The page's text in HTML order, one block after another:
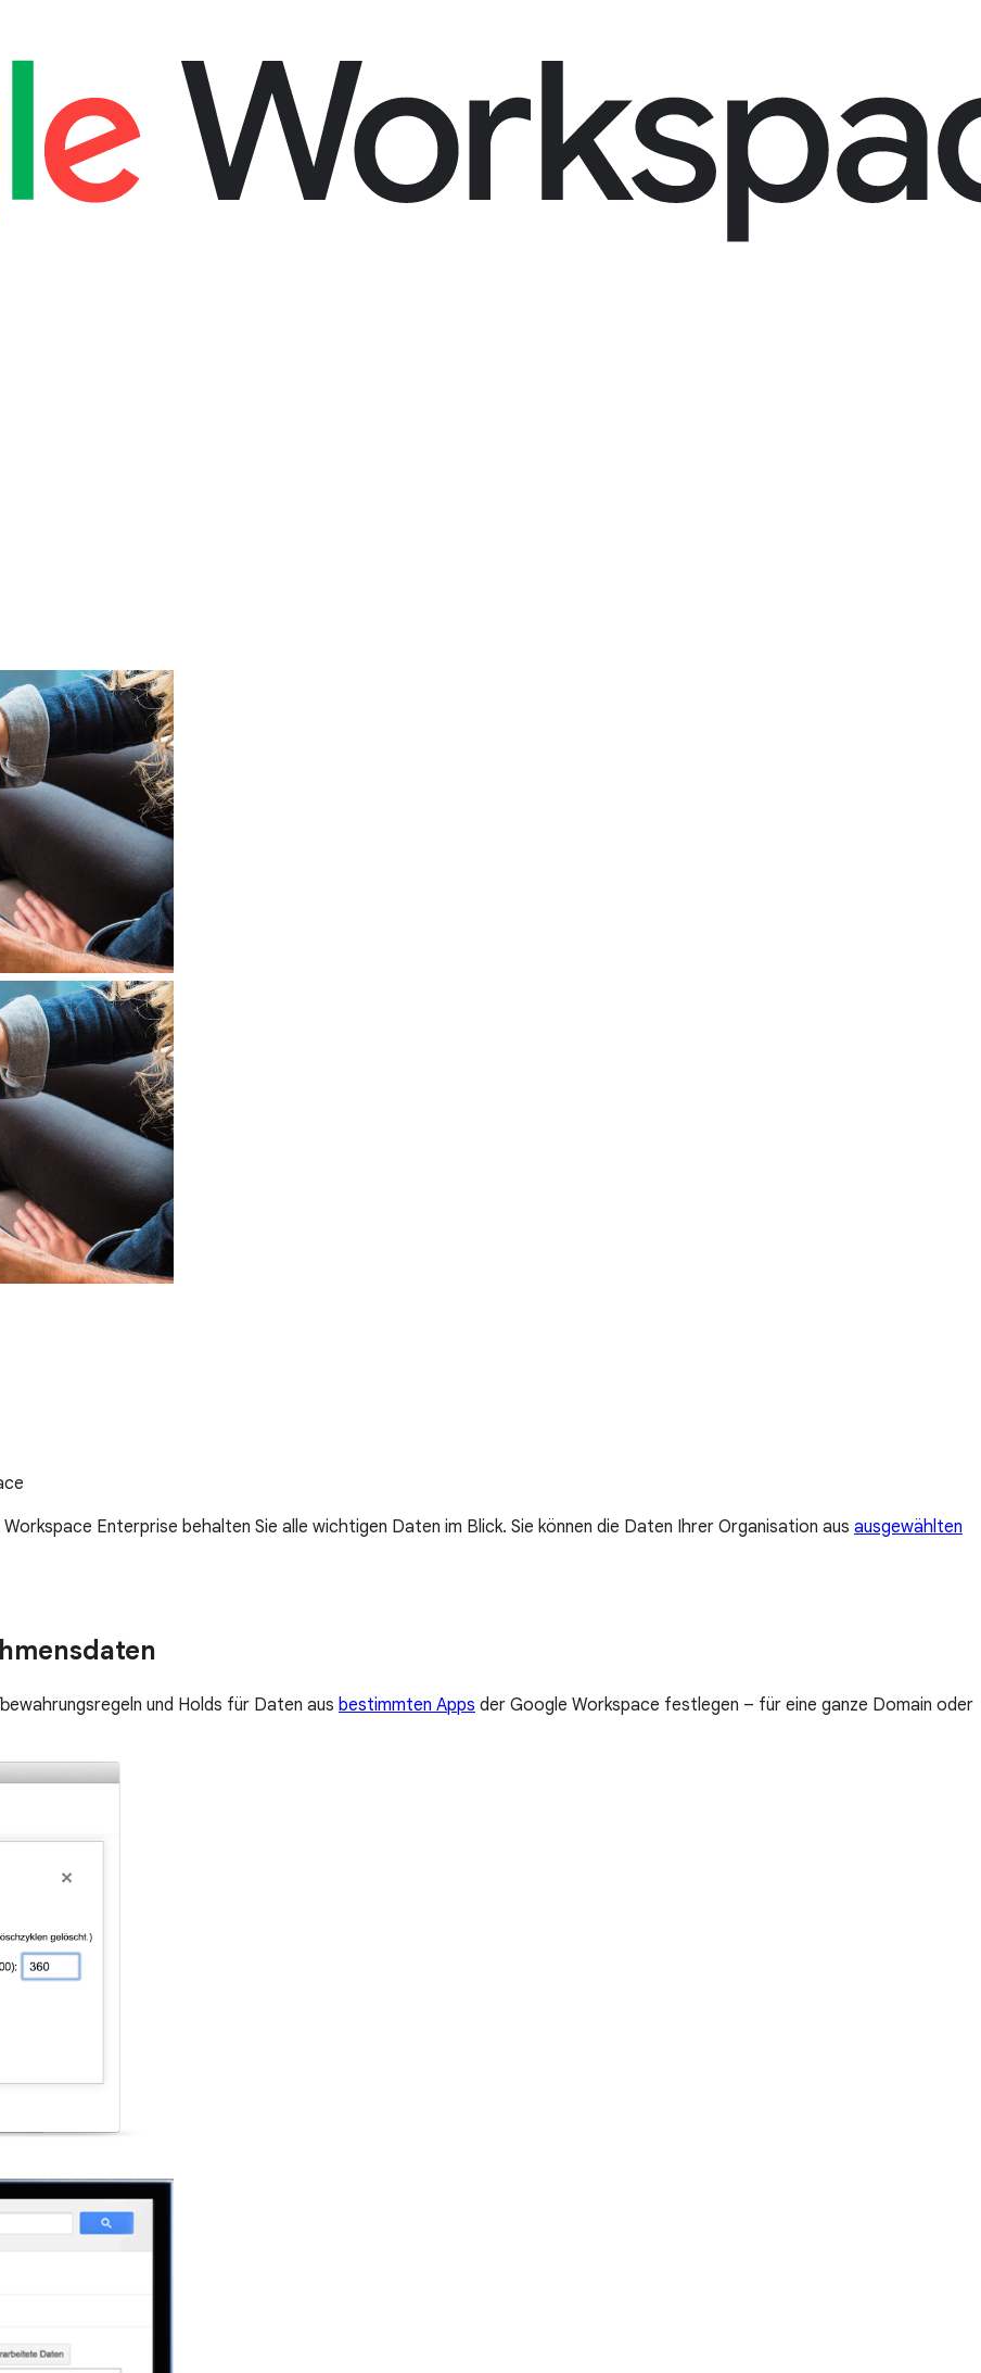
Enterprise behalten Sie alle wichtigen Daten im Blick. Sie können die Daten Ihrer Organisation aus ausgewählten
und Holds für Daten aus bestimmten Apps der Google Workspace festlegen – für eine ganze Domain oder